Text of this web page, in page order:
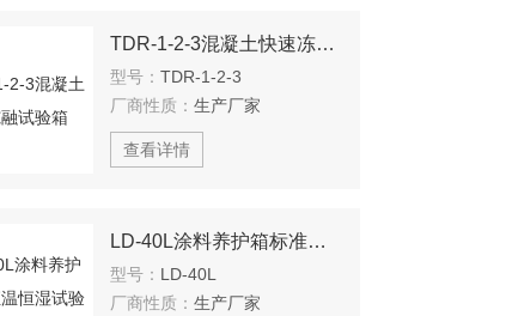
TDR-1-2-3混凝土快速冻融试验箱
型号： TDR-1-2-3
厂商性质： 生产厂家
查看详情
LD-40L涂料养护箱标准恒温恒湿试验箱
型号： LD-40L
厂商性质： 生产厂家